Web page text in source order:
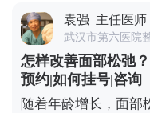
构做定制方案。另外
生会在术后每天了解
不是做完手术就不管
花点时间选对医生，
MCR复合提升术的
大部分人术后只有轻
息，个别敏感体质觉
缓解，不会持续太久
那种“皮笑肉不笑”的
表层皮肤，没处理深
术这样的正规拉皮，
袁强 主任医师
武汉市第六医院
怎样改善面部松弛
预约|如何挂号|咨询
随着年龄增长，面部